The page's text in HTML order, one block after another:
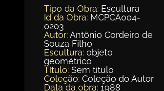
Tipo da Obra: Escultura
Id da Obra: MCPCA004-
0203
Autor:Antônio Cordeiro de
Souza Filho
Escultura: objeto
geométrico
Título: Sem título
Coleção: Coleção do Autor
Data da obra: 1988